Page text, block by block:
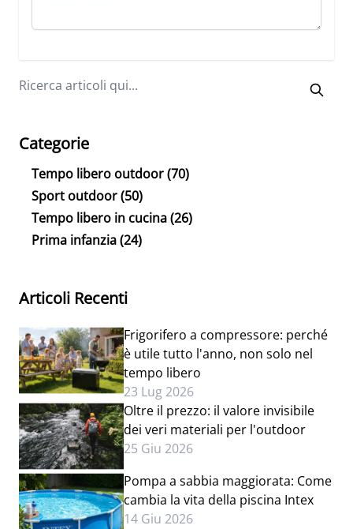
Categorie
Tempo libero outdoor(70)
Sport outdoor(50)
Tempo libero in cucina(26)
Prima infanzia(24)
Articoli Recenti
Frigorifero a compressore: perché
è utile tutto l'anno, non solo nel
tempo libero
23 Lug 2026
Oltre il prezzo: il valore invisibile
dei veri materiali per l'outdoor
25 Giu 2026
Pompa a sabbia maggiorata: Come
cambia la vita della piscina Intex
14 Giu 2026